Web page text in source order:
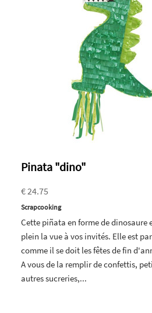
Pinata "dino"
€ 24.75
Scrapcooking
Cette piñata en forme de dinosaure
plein la vue à vos invités. Elle est
comme il se doit les fêtes de fin
A vous de la remplir de confettis,
autres sucreries,...